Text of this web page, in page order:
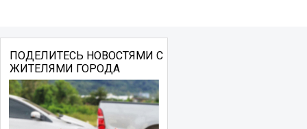
ПОДЕЛИТЕСЬ НОВОСТЯМИ С
ЖИТЕЛЯМИ ГОРОДА